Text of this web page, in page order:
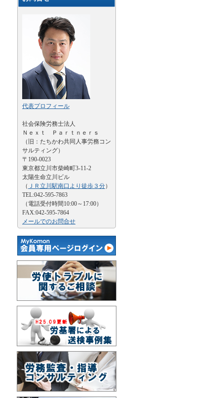
代表プロフィール
社会保険労務士法人
Ｎｅｘｔ Ｐａｒｔｎｅｒｓ
（旧：たちかわ共同人事労務コン
サルティング）
〒190-0023
東京都立川市柴崎町3-11-2
太陽生命立川ビル
（ ＪＲ立川駅南口より徒歩３分）
TEL:042-595-7863
（電話受付時間10:00～17:00）
FAX:042-595-7864
メールでのお問合せ